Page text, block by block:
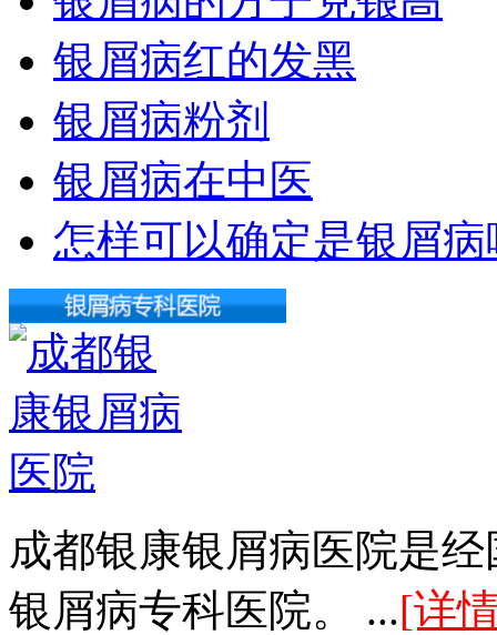
银屑病红的发黑
银屑病粉剂
银屑病在中医
怎样可以确定是银屑病
成都银康银屑病医院是
银屑病专科医院。 ...[详